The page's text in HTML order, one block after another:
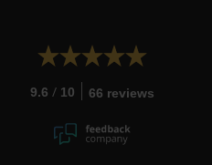
9.6 / 10 66 reviews